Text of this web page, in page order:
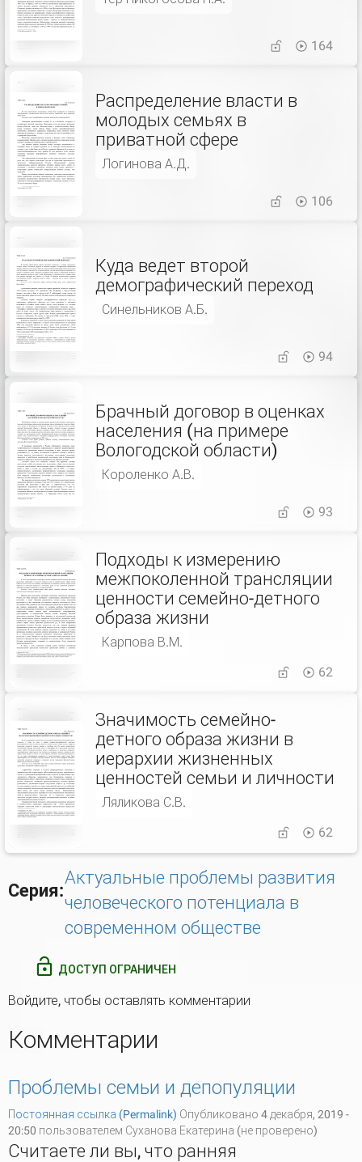
164
Распределение власти в
молодых семьях в
приватной сфере
Логинова А.Д.
106
Куда ведет второй
демографический переход
Синельников А.Б.
94
Брачный договор в оценках
населения (на примере
Вологодской области)
Короленко А.В.
93
Подходы к измерению
межпоколенной трансляции
ценности семейно-детного
образа жизни
Карпова В.М.
62
Значимость семейно-
детного образа жизни в
иерархии жизненных
ценностей семьи и личности
Ляликова С.В.
62
Серия:
Актуальные проблемы развития
человеческого потенциала в
современном обществе
ДОСТУП ОГРАНИЧЕН
Войдите, чтобы оставлять комментарии
Комментарии
Проблемы семьи и депопуляции
Постоянная ссылка (Permalink) Опубликовано 4 декабря, 2019 -
20:50 пользователем Суханова Екатерина (не проверено)
Считаете ли вы, что ранняя